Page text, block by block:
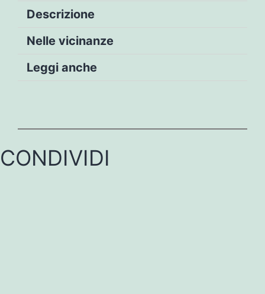
Descrizione
Nelle vicinanze
Leggi anche
CONDIVIDI